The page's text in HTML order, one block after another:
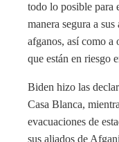
todo lo posible para
manera segura a
afganos, así como a
que están en riesgo
Biden hizo las
Casa Blanca,
evacuaciones de
sus aliados de